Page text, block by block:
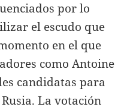
por lo
el escudo que
en el que
como Antoine
candidatas para
La votación